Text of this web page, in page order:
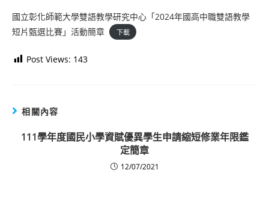
國立彰化師範大學雙語教學研究中心「2024年國高中職雙語教學
短片甄選比賽」活動簡章
下載
Post Views: 143
相關內容
111學年度國民小學資賦優異學生申請縮短修業年限鑑
定簡章
12/07/2021